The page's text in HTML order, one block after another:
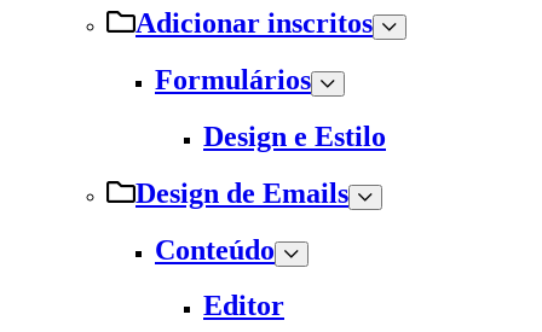
Adicionar inscritos
Formulários
Design e Estilo
Design de Emails
Conteúdo
Editor